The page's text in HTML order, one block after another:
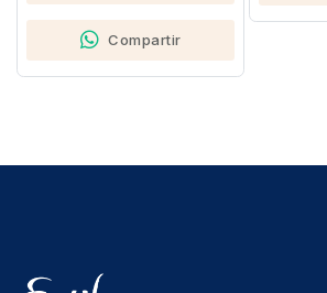
Compartir